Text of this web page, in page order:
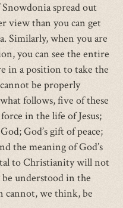
spread out
view than you can get
Similarly, when you are
you can see the entire
in a position to take the
be properly
follows, five of these
in the life of Jesus;
God’s gift of peace;
the meaning of God’s
to Christianity will not
understood in the
we think, be